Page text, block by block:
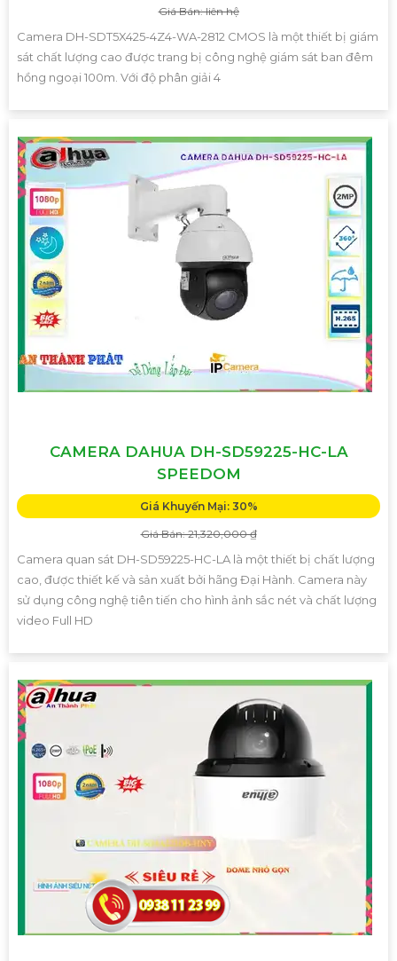
Giá Bán: liên hệ
Camera DH-SDT5X425-4Z4-WA-2812 CMOS là một thiết bị giám
sát chất lượng cao được trang bị công nghệ giám sát ban đêm
hồng ngoại 100m. Với độ phân giải 4
CAMERA DAHUA DH-SD59225-HC-LA
SPEEDOM
Giá Khuyến Mại: 30%
Giá Bán: 21,320,000 ₫
Camera quan sát DH-SD59225-HC-LA là một thiết bị chất lượng
cao, được thiết kế và sản xuất bởi hãng Đại Hành. Camera này
sử dụng công nghệ tiên tiến cho hình ảnh sắc nét và chất lượng
video Full HD